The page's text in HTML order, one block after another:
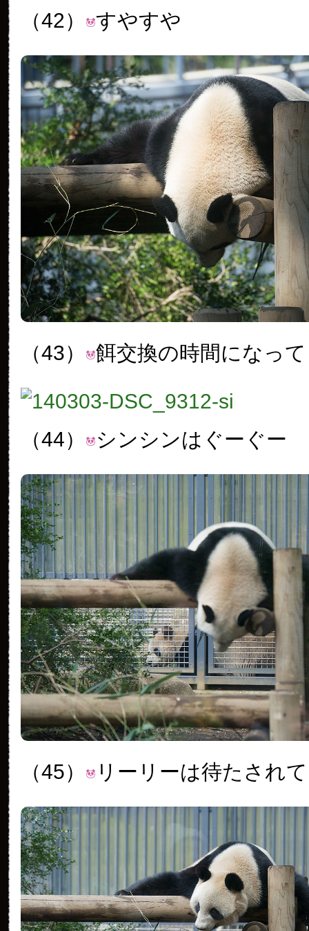
（42） すやすや
（43） 餌交換の時間になっ
（44） シンシンはぐーぐー
（45） リーリーは待たされ